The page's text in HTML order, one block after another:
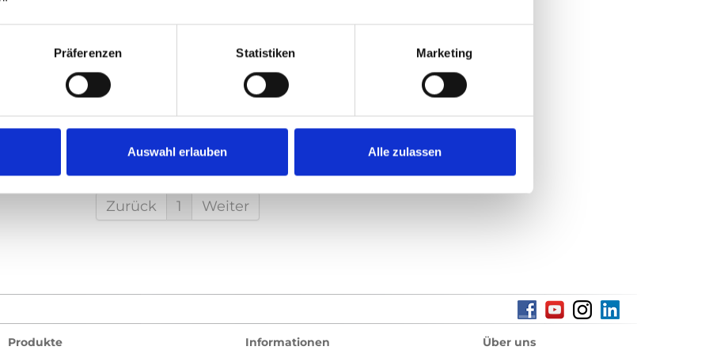
Präferenzen Statistiken Marketing
Auswahl erlauben Alle zulassen
Zurück 1 Weiter
Produkte Informationen Über uns